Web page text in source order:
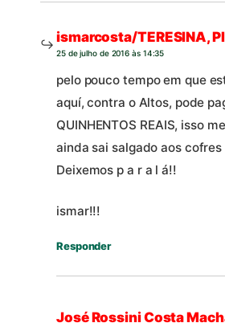
ismarcosta/TERESINA,
25 de julho de 2016 às 14:35
pelo pouco tempo em que
aquí, contra o Altos, pode
QUINHENTOS REAIS, isso
ainda sai salgado aos
Deixemos p a r a l á!!
ismar!!!
Responder
José Rossini Costa